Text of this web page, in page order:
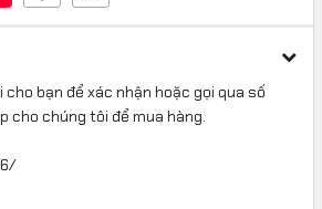
bạn để xác nhận hoặc gọi qua số
cho chúng tôi để mua hàng.